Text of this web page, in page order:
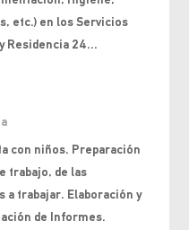
etc.) en los Servicios
Residencia 24...
con niños. Preparación
trabajo, de las
a trabajar. Elaboración y
de Informes.